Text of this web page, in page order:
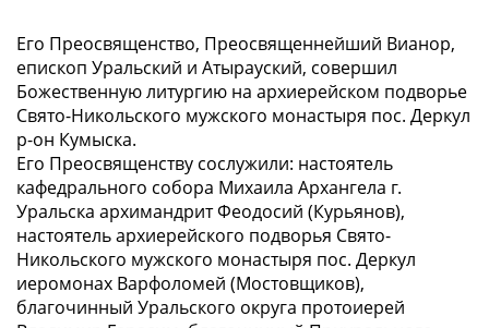
Его Преосвященство, Преосвященнейший Вианор,
епископ Уральский и Атырауский, совершил
Божественную литургию на архиерейском подворье
Свято-Никольского мужского монастыря пос. Деркул
р-он Кумыска.
Его Преосвященству сослужили: настоятель
кафедрального собора Михаила Архангела г.
Уральска архимандрит Феодосий (Курьянов),
настоятель архиерейского подворья Свято-
Никольского мужского монастыря пос. Деркул
иеромонах Варфоломей (Мостовщиков),
благочинный Уральского округа протоиерей